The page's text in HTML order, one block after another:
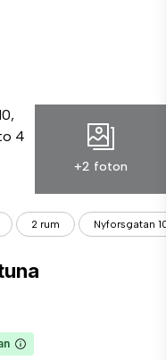
+2 foton
2 rum Nyforsgatan